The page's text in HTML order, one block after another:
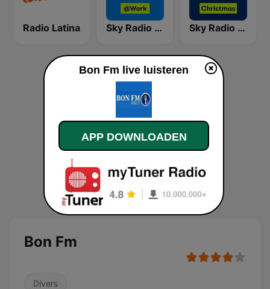
Radio Latina Sky Radio @Work Sky Radio Christmas
Bon Fm
Divers
Bon Fm live luisteren
APP DOWNLOADEN